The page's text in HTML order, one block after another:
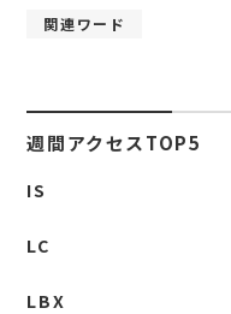
関連ワード
週間アクセスTOP5
IS
LC
LBX